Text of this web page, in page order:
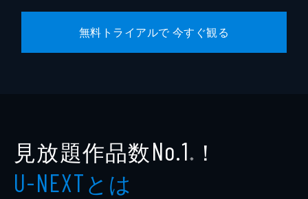
無料トライアルで 今すぐ観る
見放題作品数No.1 ※ ！
U-NEXTとは